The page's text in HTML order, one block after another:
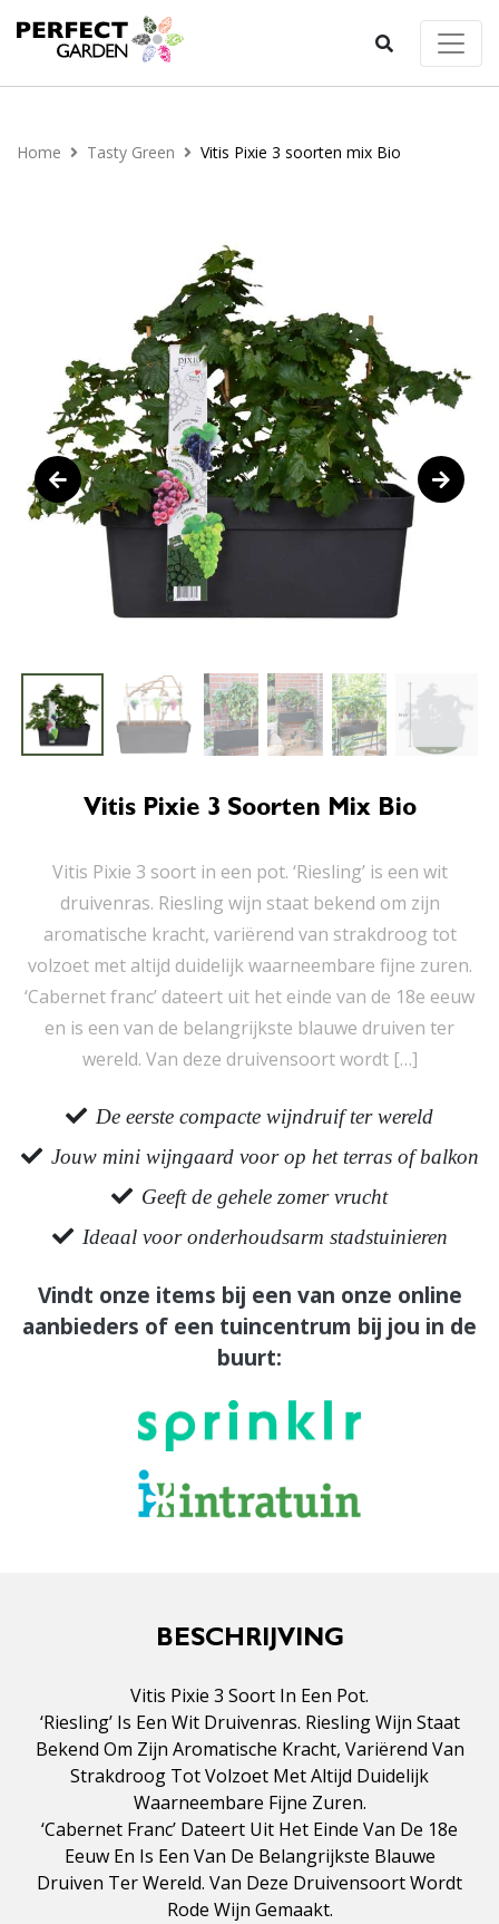
Home Tasty Green Vitis Pixie 3 soorten mix Bio
Vitis Pixie 3 Soorten Mix Bio
Vitis Pixie 3 soort in een pot. ‘Riesling’ is een wit
druivenras. Riesling wijn staat bekend om zijn
aromatische kracht, variërend van strakdroog tot
volzoet met altijd duidelijk waarneembare fijne zuren.
‘Cabernet franc’ dateert uit het einde van de 18e eeuw
en is een van de belangrijkste blauwe druiven ter
wereld. Van deze druivensoort wordt […]
De eerste compacte wijndruif ter wereld
Jouw mini wijngaard voor op het terras of balkon
Geeft de gehele zomer vrucht
Ideaal voor onderhoudsarm stadstuinieren
Vindt onze items bij een van onze online
aanbieders of een tuincentrum bij jou in de
buurt:
BESCHRIJVING
Vitis Pixie 3 Soort In Een Pot.
‘Riesling’ Is Een Wit Druivenras. Riesling Wijn Staat
Bekend Om Zijn Aromatische Kracht, Variërend Van
Strakdroog Tot Volzoet Met Altijd Duidelijk
Waarneembare Fijne Zuren.
‘Cabernet Franc’ Dateert Uit Het Einde Van De 18e
Eeuw En Is Een Van De Belangrijkste Blauwe
Druiven Ter Wereld. Van Deze Druivensoort Wordt
Rode Wijn Gemaakt.